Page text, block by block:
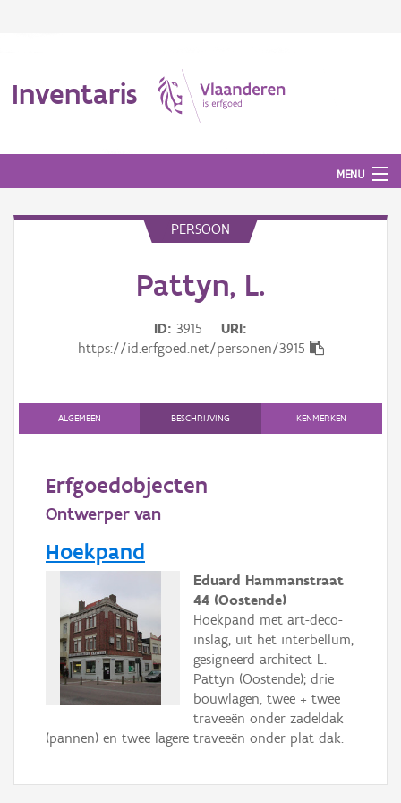
Inventaris
MENU
Gebeurtenis
Downloads
Hergebruik
Aanmelden
PERSOON
Pattyn, L.
ID 3915
URI
https://id.erfgoed.net/personen/3915
ALGEMEEN BESCHRIJVING KENMERKEN
Erfgoedobjecten
Ontwerper van
Hoekpand
Eduard Hammanstraat
44 (Oostende)
Hoekpand met art-deco-
inslag, uit het interbellum,
gesigneerd architect L.
Pattyn (Oostende); drie
bouwlagen, twee + twee
traveeën onder zadeldak
(pannen) en twee lagere traveeën onder plat dak.